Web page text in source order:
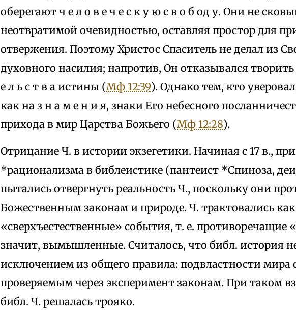
оберегают ч е л о в е ч е с к у ю с в о б од у. Они не
неотвратимой очевидностью, оставляя простор для
отвержения. Поэтому Христос Спаситель не делал из
духовного насилия; напротив, Он отказывался творить
е л ь с т в а истины (Мф 12:39). Однако тем, кто
как на з н а м е н и я, знаки Его небесного
прихода в мир Царства Божьего (Мф 12:28).
Отрицание Ч. в истории экзегетики. Начиная с 17 в.,
*рационализма в библеистике (пантеист *Спиноза,
пытались отвергнуть реальность Ч., поскольку они
Божественным законам и природе. Ч. трактовались как
«сверхъестественные» события, т. е. противоречащие
значит, вымышленные. Считалось, что библ. история
исключением из общего правила: подвластности
проверяемым через эксперимент законам. При таком
библ. Ч. решалась трояко.